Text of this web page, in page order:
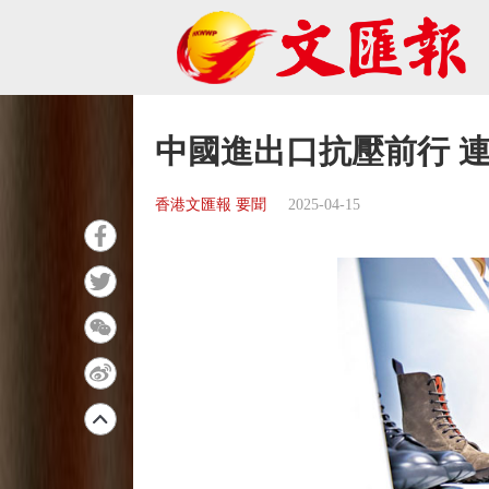
中國進出口抗壓前行
香港文匯報 要聞 2025-04-15